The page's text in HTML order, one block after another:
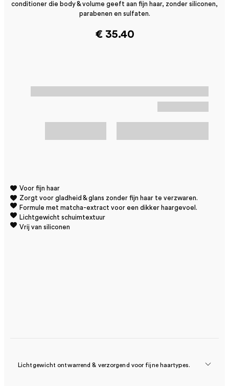
conditioner die body & volume geeft aan fijn haar, zonder siliconen,
parabenen en sulfaten.
€ 35.40
Voor fijn haar
Zorgt voor gladheid & glans zonder fijn haar te verzwaren.
Formule met matcha-extract voor een dikker haargevoel.
Lichtgewicht schuimtextuur
Vrij van siliconen
Lichtgewicht ontwarrend & verzorgend voor fijne haartypes.